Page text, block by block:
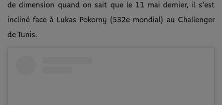
de dimension quand on sait que le 11 mai dernier, il s'est
incliné face à Lukas Pokorny (532e mondial) au Challenger
de Tunis.